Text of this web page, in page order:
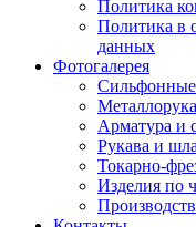
Политика
Политика в
данных
Фотогалерея
Арматура и
Рукава и
Токарно-
Изделия по